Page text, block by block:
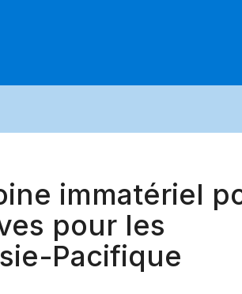
immatériel
pour les
Pacifique